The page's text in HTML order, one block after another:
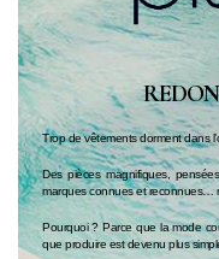
Trop de vêtements dorment dans
Des pièces magnifiques,
marques connues et reconnues…
Pourquoi ? Parce que la mode
que produire est devenu plus